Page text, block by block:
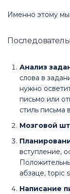
Именно этому
Анализ
слова в
нужно
письмо или
стиль письма
Мозговой
вступление,
абзаце, topic
Написание